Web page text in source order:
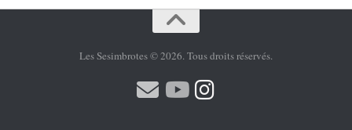
Les Sesimbrotes © 2026. Tous droits réservés.